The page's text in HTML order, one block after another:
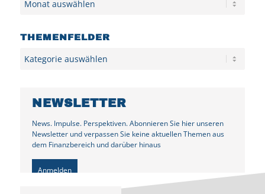
THEMENFELDER
NEWSLETTER
News. Impulse. Perspektiven. Abonnieren Sie hier unseren
Newsletter und verpassen Sie keine aktuellen Themen aus
dem Finanzbereich und darüber hinaus
Anmelden